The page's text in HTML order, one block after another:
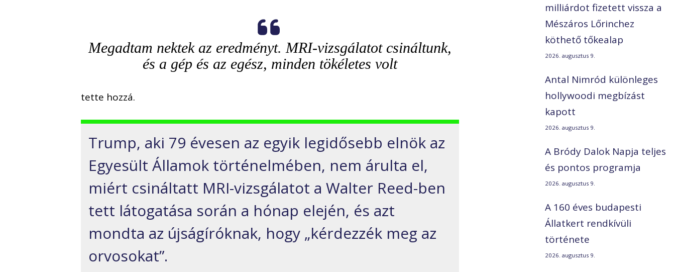
Megadtam nektek az eredményt. MRI-vizsgálatot csináltunk,
és a gép és az egész, minden tökéletes volt
tette hozzá.
Trump, aki 79 évesen az egyik legidősebb elnök az
Egyesült Államok történelmében, nem árulta el,
miért csináltatt MRI-vizsgálatot a Walter Reed-ben
tett látogatása során a hónap elején, és azt
mondta az újságíróknak, hogy „kérdezzék meg az
orvosokat”.
milliárdot fizetett vissza a
Mészáros Lőrinchez
köthető tőkealap
2026. augusztus 9.
Antal Nimród különleges
hollywoodi megbízást
kapott
2026. augusztus 9.
A Bródy Dalok Napja teljes
és pontos programja
2026. augusztus 9.
A 160 éves budapesti
Állatkert rendkívüli
története
2026. augusztus 9.